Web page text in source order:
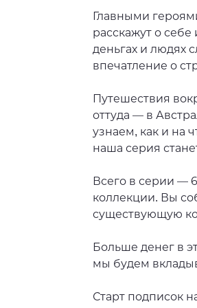
​Главными
расскажут о
деньгах и людях
впечатление о
Путешествия
оттуда — в
узнаем, как и на
наша серия
Всего в серии —
коллекции. Вы
существующую
Больше денег в
мы будем
Старт подписок